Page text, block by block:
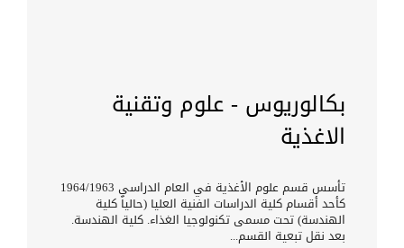
بكالوريوس - علوم وتقنية
الاغذية
تأسس قسم علوم الأغذية في العام الدراسي 1964/1963
كأحد أقسام كلية الدراسات الفنية العليا (حالياً كلية
الهندسة) تحت مسمى تكنولوجيا الغذاء. كلية الهندسة.
بعد نقل تبعية القسم...